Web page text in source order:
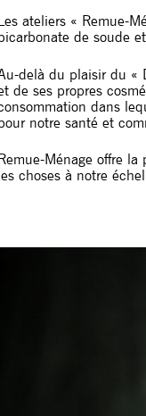
Les ateliers « Remue-
bicarbonate de soude
delà du plaisir du «
de ses propres
dans
notre santé et
Remue-Ménage offre
les choses à notre